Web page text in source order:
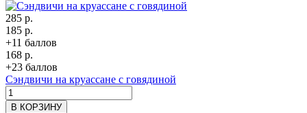
285 р.
185 р.
+11 баллов
168 р.
+23 баллов
Сэндвичи на круассане с говядиной
В КОРЗИНУ